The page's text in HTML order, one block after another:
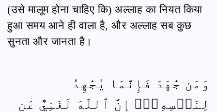
(उसे मालूम होना चाहिए कि) अल्लाह का नियत किया
हुआ समय आने ही वाला है, और अल्लाह सब कुछ
सुनता और जानता है।
وَمَن جَٰهَدَ فَإِنَّمَا يُجَٰهِدُ
لِنَفۡسِهِۦٓۚ إِنَّ ٱللَّهَ لَغَنِيٌّ عَنِ